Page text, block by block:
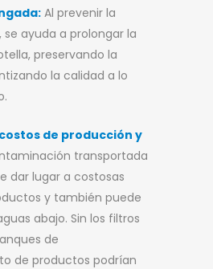
Al prevenir la
ayuda a prolongar la
preservando la
la calidad a lo
de producción y
transportada
dar lugar a costosas
y también puede
abajo. Sin los filtros
de
de productos podrían